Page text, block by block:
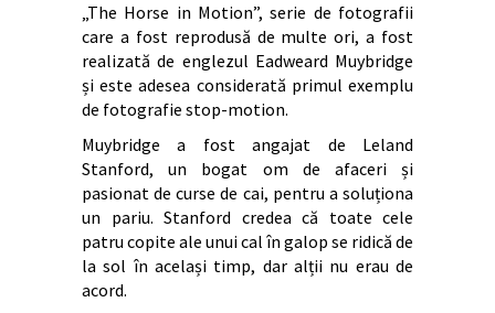
„The Horse in Motion”, serie de fotografii
care a fost reprodusă de multe ori, a fost
realizată de englezul Eadweard Muybridge
și este adesea considerată primul exemplu
de fotografie stop-motion.
Muybridge a fost angajat de Leland
Stanford, un bogat om de afaceri și
pasionat de curse de cai, pentru a soluționa
un pariu. Stanford credea că toate cele
patru copite ale unui cal în galop se ridică de
la sol în același timp, dar alții nu erau de
acord.